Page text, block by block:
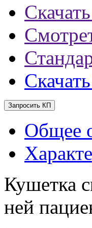
Запросить КП
Общее
Кушетка
ней